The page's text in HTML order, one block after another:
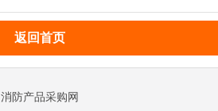
返回首页
消防产品采购网